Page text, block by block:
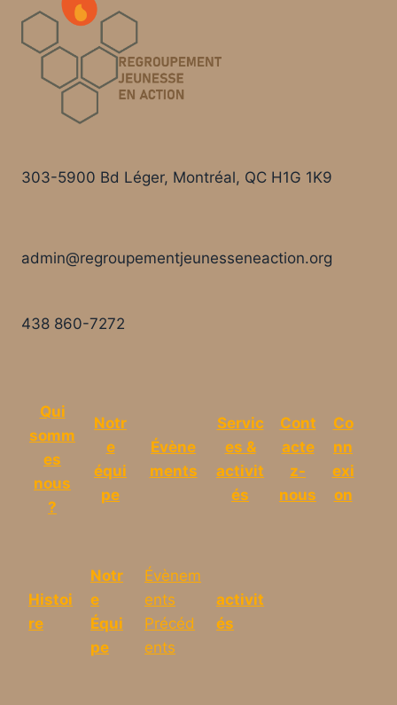
303-5900 Bd Léger, Montréal, QC H1G 1K9
admin@regroupementjeunesseneaction.org
438 860-7272
Qui
somm
es
nous
?
Notr
e
équi
pe
Évène
ments
Servic
es &
activit
és
Cont
acte
z-
nous
Co
nn
exi
on
Histoi
re
Notr
e
Équi
pe
Évènem
ents
Précéd
ents
activit
és